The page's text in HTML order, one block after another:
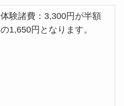
体験諸費：3,300円が半額
の1,650円となります。